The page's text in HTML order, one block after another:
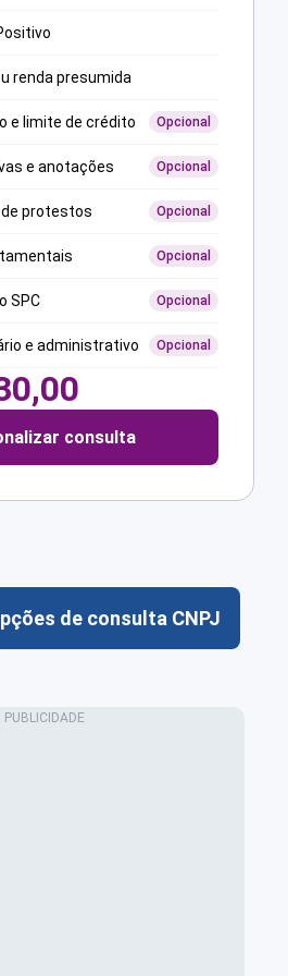
renda presumida
e limite de crédito Opcional
e anotações Opcional
protestos Opcional
Opcional
SPC Opcional
e administrativo Opcional
consulta
de consulta CNPJ